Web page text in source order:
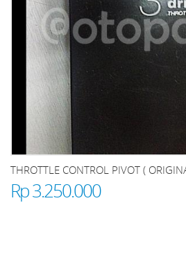
THROTTLE CONTROL PIVOT (
Rp 3.250.000